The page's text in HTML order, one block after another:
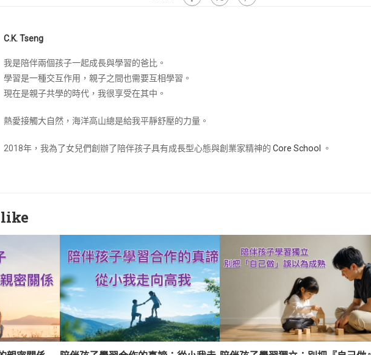
C.K. Tseng
我是陪伴兩個孩子一起成長與學習的爸比。
學習是一種交互作用，親子之間也需要互相學習。
現在是親子共學的時代，我很享受在其中。
熱愛接觸大自然，海洋高山總是給我平靜舒壓的力量。
2018年，我為了女兒們創辦了陪伴孩子具有成長型心態與創業家精神的 Core School 。